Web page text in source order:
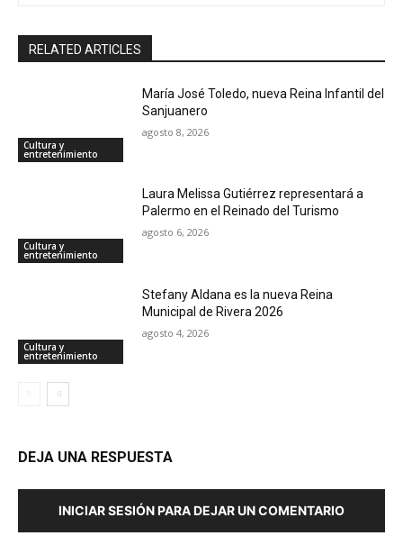
RELATED ARTICLES
Cultura y
entretenimiento
María José Toledo, nueva Reina Infantil del
Sanjuanero
agosto 8, 2026
Cultura y
entretenimiento
Laura Melissa Gutiérrez representará a
Palermo en el Reinado del Turismo
agosto 6, 2026
Cultura y
entretenimiento
Stefany Aldana es la nueva Reina
Municipal de Rivera 2026
agosto 4, 2026
DEJA UNA RESPUESTA
INICIAR SESIÓN PARA DEJAR UN COMENTARIO